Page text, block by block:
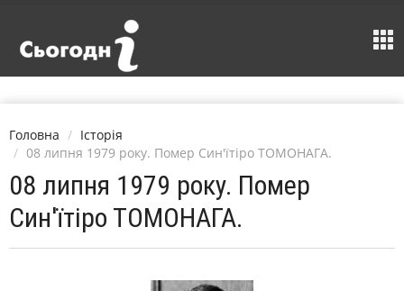
Головна
Історія
08 липня 1979 року. Помер Син'їтіро ТОМОНАГА.
08 липня 1979 року. Помер
Син'їтіро ТОМОНАГА.